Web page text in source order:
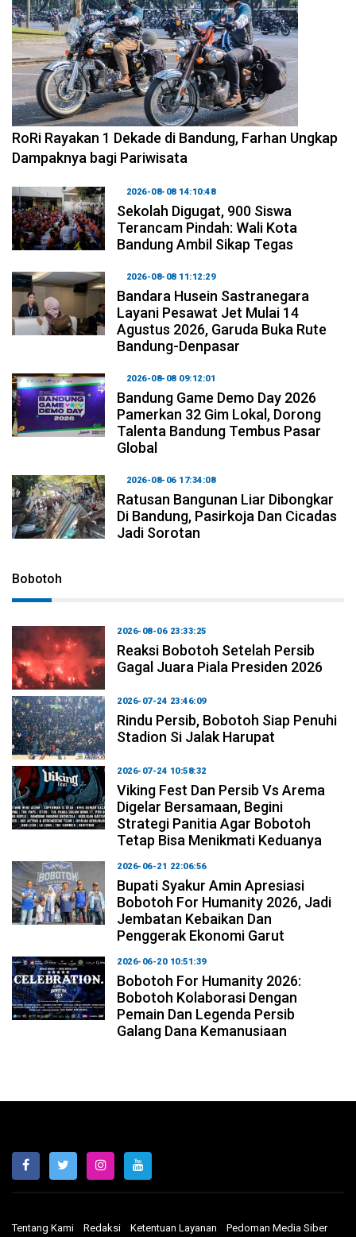
2026-08-09 09:55:44
RoRi Rayakan 1 Dekade di Bandung, Farhan Ungkap
Dampaknya bagi Pariwisata
2026-08-08 14:10:48
Sekolah Digugat, 900 Siswa
Terancam Pindah: Wali Kota
Bandung Ambil Sikap Tegas
2026-08-08 11:12:29
Bandara Husein Sastranegara
Layani Pesawat Jet Mulai 14
Agustus 2026, Garuda Buka Rute
Bandung-Denpasar
2026-08-08 09:12:01
Bandung Game Demo Day 2026
Pamerkan 32 Gim Lokal, Dorong
Talenta Bandung Tembus Pasar
Global
2026-08-06 17:34:08
Ratusan Bangunan Liar Dibongkar
Di Bandung, Pasirkoja Dan Cicadas
Jadi Sorotan
Bobotoh
2026-08-06 23:33:25
Reaksi Bobotoh Setelah Persib
Gagal Juara Piala Presiden 2026
2026-07-24 23:46:09
Rindu Persib, Bobotoh Siap Penuhi
Stadion Si Jalak Harupat
2026-07-24 10:58:32
Viking Fest Dan Persib Vs Arema
Digelar Bersamaan, Begini
Strategi Panitia Agar Bobotoh
Tetap Bisa Menikmati Keduanya
2026-06-21 22:06:56
Bupati Syakur Amin Apresiasi
Bobotoh For Humanity 2026, Jadi
Jembatan Kebaikan Dan
Penggerak Ekonomi Garut
2026-06-20 10:51:39
Bobotoh For Humanity 2026:
Bobotoh Kolaborasi Dengan
Pemain Dan Legenda Persib
Galang Dana Kemanusiaan
Tentang Kami Redaksi Ketentuan Layanan Pedoman Media Siber